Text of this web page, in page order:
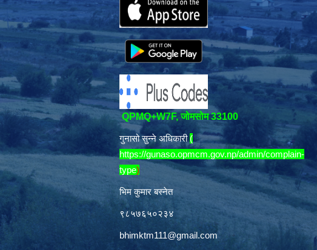
QPMQ+W7F, जोमसोम 33100
गुनासो सुन्ने अधिकारी (
https://gunaso.opmcm.gov.np/admin/complain-
type)
भिम कुमार बस्नेत
९८५७६५०२३४
bhimktm111@gmail.com